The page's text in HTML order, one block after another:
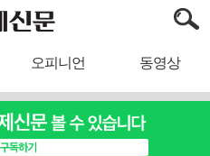
오피니언 동영상